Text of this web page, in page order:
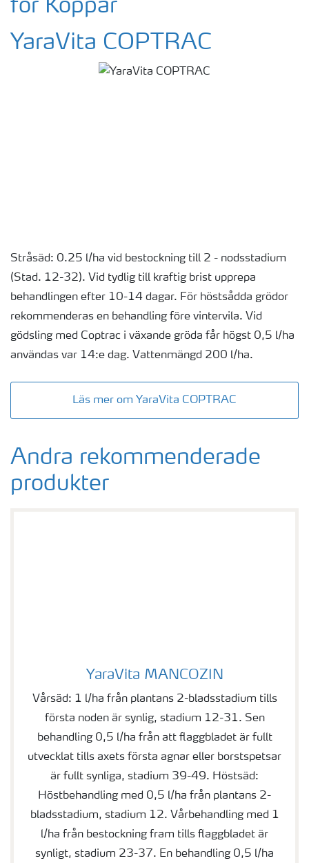
för Koppar
YaraVita COPTRAC
Stråsäd: 0.25 l/ha vid bestockning till 2 - nodsstadium
(Stad. 12-32). Vid tydlig till kraftig brist upprepa
behandlingen efter 10-14 dagar. För höstsådda grödor
rekommenderas en behandling före vintervila. Vid
gödsling med Coptrac i växande gröda får högst 0,5 l/ha
användas var 14:e dag. Vattenmängd 200 l/ha.
Läs mer om YaraVita COPTRAC
Andra rekommenderade
produkter
YaraVita MANCOZIN
Vårsäd: 1 l/ha från plantans 2-bladsstadium tills
första noden är synlig, stadium 12-31. Sen
behandling 0,5 l/ha från att flaggbladet är fullt
utvecklat tills axets första agnar eller borstspetsar
är fullt synliga, stadium 39-49. Höstsäd:
Höstbehandling med 0,5 l/ha från plantans 2-
bladsstadium, stadium 12. Vårbehandling med 1
l/ha från bestockning fram tills flaggbladet är
synligt, stadium 23-37. En behandling 0,5 l/ha